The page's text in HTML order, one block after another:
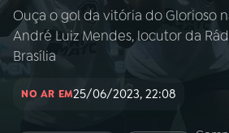
AO VIVO
Ouça o gol da vitória do Glorioso
André Luiz Mendes, locutor da
Brasília
NO AR EM25/06/2023, 22:08